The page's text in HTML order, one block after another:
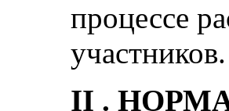
процессе
участников.
II .